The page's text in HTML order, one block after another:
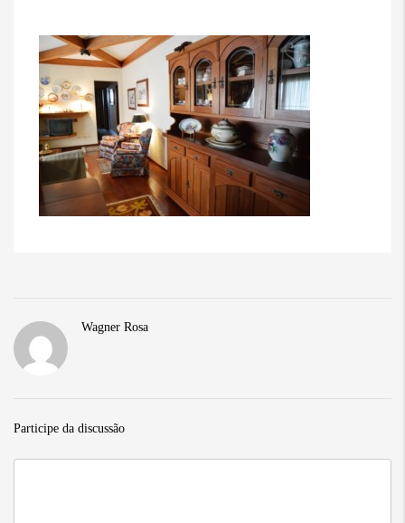
Wagner Rosa
Participe da discussão